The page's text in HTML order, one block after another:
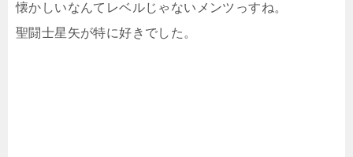
懐かしいなんてレベルじゃないメンツっすね。
聖闘士星矢が特に好きでした。